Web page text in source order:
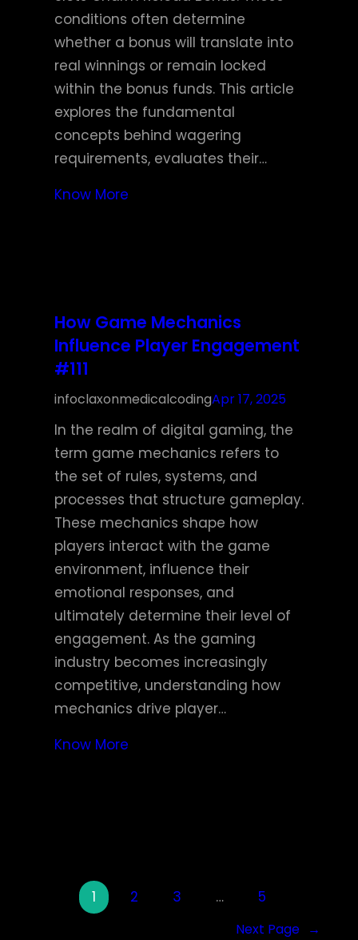
conditions often determine
whether a bonus will translate into
real winnings or remain locked
within the bonus funds. This article
explores the fundamental
concepts behind wagering
requirements, evaluates their…
Know More
How Game Mechanics
Influence Player Engagement
#111
infoclaxonmedicalcodingApr 17, 2025
In the realm of digital gaming, the
term game mechanics refers to
the set of rules, systems, and
processes that structure gameplay.
These mechanics shape how
players interact with the game
environment, influence their
emotional responses, and
ultimately determine their level of
engagement. As the gaming
industry becomes increasingly
competitive, understanding how
mechanics drive player…
Know More
1 2 3 … 5
Next Page →